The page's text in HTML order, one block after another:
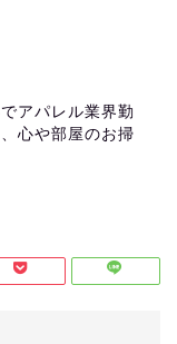
アパレル業界勤
心や部屋のお掃